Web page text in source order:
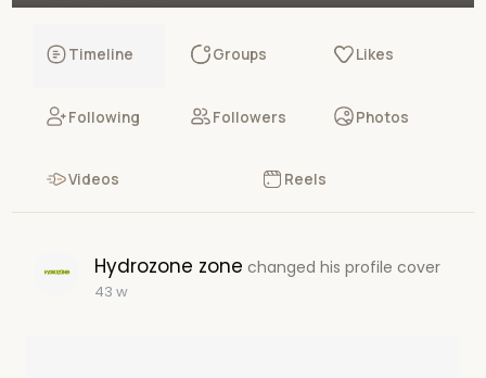
Timeline Groups Likes
Following Followers Photos
Videos Reels
Hydrozone zone changed his profile cover
43 w